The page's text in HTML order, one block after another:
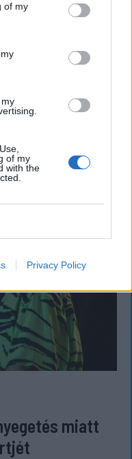
of my
of my
with the
Privacy Policy
ügyvédje
Sic
lemondását
miatt